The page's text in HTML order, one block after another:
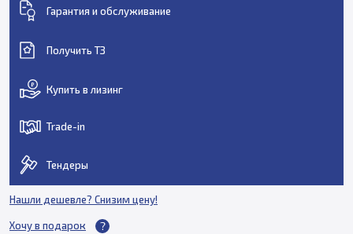
Гарантия и обслуживание
Получить ТЗ
Купить в лизинг
Trade-in
Тендеры
Нашли дешевле? Снизим цену!
Хочу в подарок